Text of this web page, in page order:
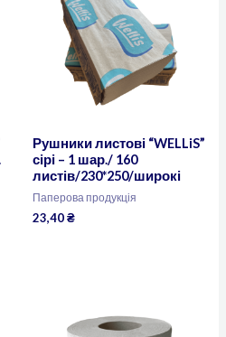
Рушники листові “WELLiS”
сірі – 1 шар./ 160
листів/230*250/широкі
Паперова продукція
23,40₴